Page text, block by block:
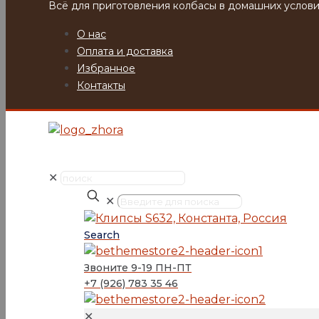
Всё для приготовления колбасы в домашних
О нас
Оплата и доставка
Избранное
Контакты
✕
✕
Search
Звоните 9-19 ПН-ПТ
+7 (926) 783 35 46